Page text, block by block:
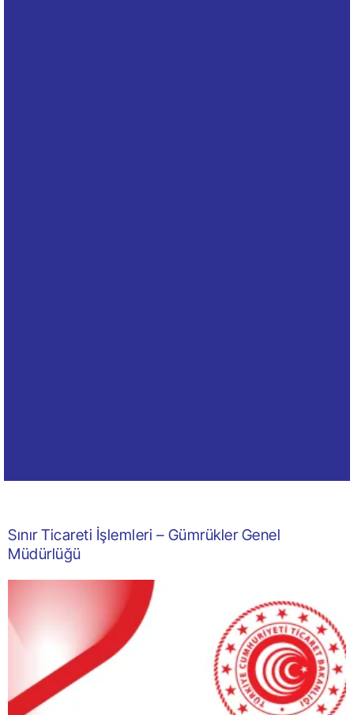
Sınır Ticareti İşlemleri – Gümrükler Genel
Müdürlüğü